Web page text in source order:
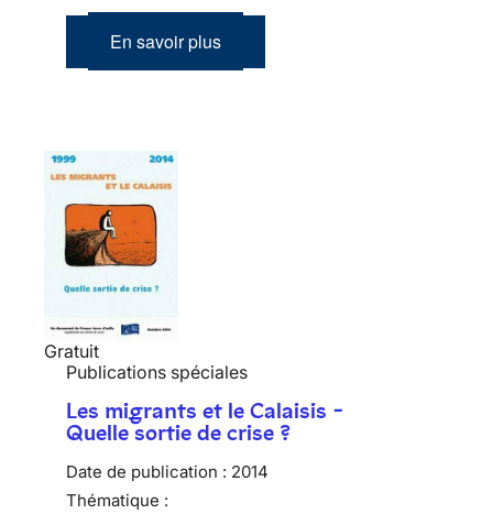
En savoir plus
Gratuit
Publications spéciales
Les migrants et le Calaisis -
Quelle sortie de crise ?
Date de publication : 2014
Thématique :